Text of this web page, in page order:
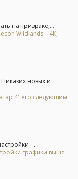
на призраке,...
Wildlands – 4К,
новых и
4" его следующим
-...
графики выше